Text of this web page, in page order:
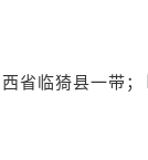
省临猗县一带